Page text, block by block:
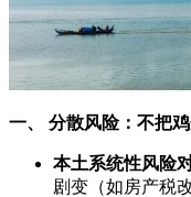
一、 分散风险：不把
本土系统性风险
剧变（如房产税